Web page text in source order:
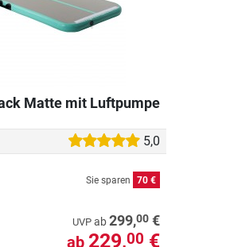
Matte mit Luftpumpe
5,0
Sie sparen 70 €
UVP ab299,00 €
ab 229,00 €